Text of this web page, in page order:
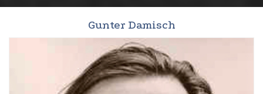
Gunter Damisch